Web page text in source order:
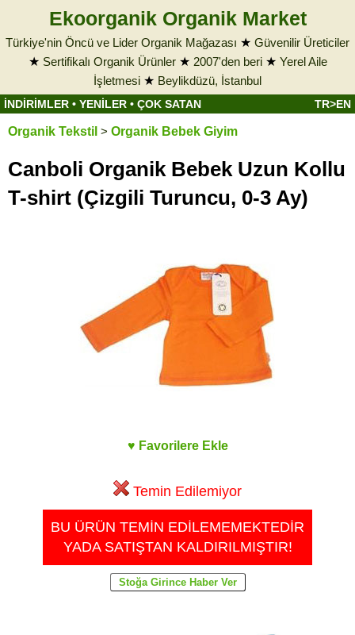
Ekoorganik Organik Market
Türkiye'nin Öncü ve Lider Organik Mağazası ★ Güvenilir Üreticiler
★ Sertifikalı Organik Ürünler★ 2007'den beri★ Yerel Aile
İşletmesi ★ Beylikdüzü, İstanbul
İNDİRİMLER • YENİLER • ÇOK SATAN TR>EN
Organik Tekstil > Organik Bebek Giyim
Canboli Organik Bebek Uzun Kollu
T-shirt (Çizgili Turuncu, 0-3 Ay)
♥ Favorilere Ekle
Temin Edilemiyor
BU ÜRÜN TEMİN EDİLEMEMEKTEDİR
YADA SATIŞTAN KALDIRILMIŞTIR!